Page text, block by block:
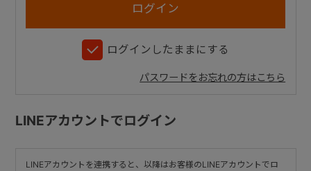
ログインしたままにする
パスワードをお忘れの方はこちら
LINEアカウントでログイン
LINEアカウントを連携すると、以降はお客様のLINEアカウントでロ